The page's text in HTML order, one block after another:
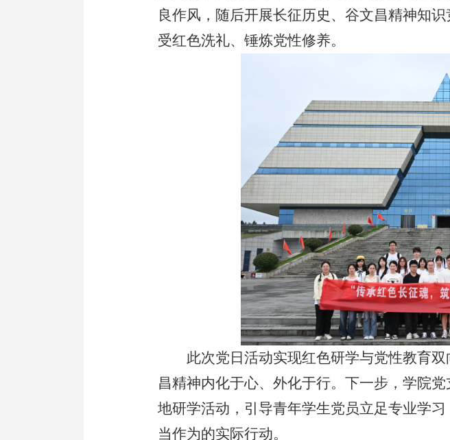
良作风，随后开展长征历史、谷文昌精神知
受红色洗礼、锤炼党性修养。
此次党日活动实现红色研学与党性教育
昌精神内化于心、外化于行。下一步，学院
地研学活动，引导青年学生党员立足专业学
当作为的实际行动。